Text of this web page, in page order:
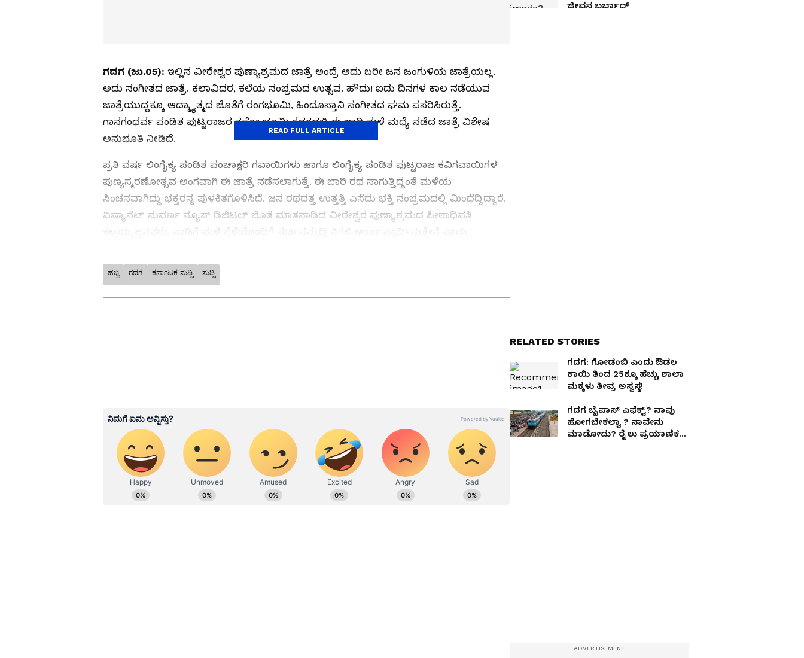
ಗದಗ (ಜು.05): ಇಲ್ಲಿನ ವೀರೇಶ್ವರ ಪುಣ್ಯಾಶ್ರಮದ ಜಾತ್ರೆ ಅಂದ್ರೆ ಅದು ಬರೀ ಜನ ಜಂಗುಳಿಯ ಜಾತ್ರೆಯಲ್ಲ.
ಅದು ಸಂಗೀತದ ಜಾತ್ರೆ. ಕಲಾವಿದರ, ಕಲೆಯ ಸಂಭ್ರಮದ ಉತ್ಸವ‌. ಹೌದು! ಐದು ದಿನಗಳ ಕಾಲ ನಡೆಯುವ
ಜಾತ್ರೆಯುದ್ದಕ್ಕೂ ಆದ್ಮ್ಯಾತ್ಮದ ಜೊತೆಗೆ ರಂಗಭೂಮಿ, ಹಿಂದೂಸ್ತಾನಿ ಸಂಗೀತದ ಘಮ ಪಸರಿಸಿರುತ್ತೆ.
ಗಾನಗಂಧರ್ವ ಪಂಡಿತ ಪುಟ್ಟರಾಜರ ತಪೋ ಭೂಮಿ ಗದಗದಲ್ಲಿ ಈ ಬಾರಿ ಮಳೆ ಮಧ್ಯೆ ನಡೆದ ಜಾತ್ರೆ ವಿಶೇಷ
ಅನುಭೂತಿ ನೀಡಿದೆ.
ಪ್ರತಿ ವರ್ಷ ಲಿಂಗೈಕ್ಯ ಪಂಡಿತ ಪಂಚಾಕ್ಷರಿ ಗವಾಯಿಗಳು ಹಾಗೂ ಲಿಂಗೈಕ್ಯ ಪಂಡಿತ ಪುಟ್ಟರಾಜ ಕವಿಗವಾಯಿಗಳ
ಪುಣ್ಯಸ್ಮರಣೋತ್ಸವ ಅಂಗವಾಗಿ ಈ ಜಾತ್ರೆ ನಡೆಸಲಾಗುತ್ತೆ. ಈ ಬಾರಿ ರಥ ಸಾಗುತ್ತಿದ್ದಂತೆ ಮಳೆಯ
ಸಿಂಚನವಾಗಿದ್ದು ಭಕ್ತರನ್ನ ಪುಳಕಿತಗೊಳಿಸಿದೆ. ಜನ ರಥದತ್ತ ಉತ್ತತ್ತಿ ಎಸೆದು ಭಕ್ತಿ ಸಂಭ್ರಮದಲ್ಲಿ ಮಿಂದೆದ್ದಿದ್ದಾರೆ.
ಏಷ್ಯಾನೆಟ್ ಸುವರ್ಣ ನ್ಯೂಸ್ ಡಿಜಿಟಲ್ ಜೊತೆ ಮಾತನಾಡಿದ ವೀರೇಶ್ವರ ಪುಣ್ಯಾಶ್ರಮದ ಪೀಠಾಧಿಪತಿ
ಕಲ್ಲಯ್ಯಜ್ಜನವರು, ನಾಡಿಗೆ ಮಳೆ ಬೆಳೆಯೊಂದಿಗೆ ಸುಖ ಸಮೃದ್ಧಿ ಸಿಗಲಿ ಅಂತಾ ಪ್ರಾರ್ಥಿಸುತ್ತೇನೆ ಎಂದ್ರು‌.
Related Articles
READ FULL ARTICLE
ABOUT THE AUTHOR
Govindaraj S
ಹಬ್ಬ ಗದಗ ಕರ್ನಾಟಕ ಸುದ್ದಿ ಸುದ್ದಿ
ಜೀವನ ಬರ್ಬಾದ್
RELATED STORIES
ಗದಗ: ಗೋಡಂಬಿ ಎಂದು ಔಡಲ
ಕಾಯಿ ತಿಂದ 25ಕ್ಕೂ ಹೆಚ್ಚು ಶಾಲಾ
ಮಕ್ಕಳು ತೀವ್ರ ಅಸ್ವಸ್ಥ!
ಗದಗ ಬೈಪಾಸ್ ಎಫೆಕ್ಟ್? ನಾವು
ಹೋಗಬೇಕಲ್ವಾ ? ನಾವೇನು
ಮಾಡೋದು? ರೈಲು ಪ್ರಯಾಣಿಕರ